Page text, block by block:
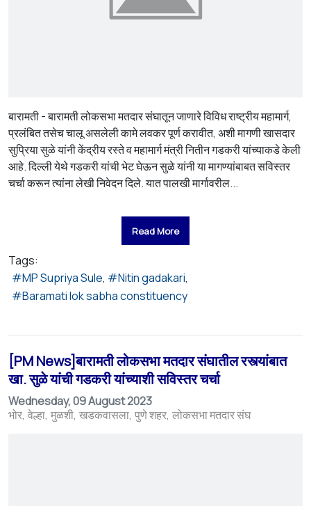
बारामती - बारामती लोकसभा मतदार संघातून जाणारे विविध राष्ट्रीय महामार्ग,
प्रलंबित तसेच चालू असलेली कामे लवकर पूर्ण करावीत, अशी मागणी खासदार
सुप्रिया सुळे यांनी केंद्रीय रस्ते व महामार्ग मंत्री नितीन गडकरी यांच्याकडे केली
आहे. दिल्ली येथे गडकरी यांची भेट घेऊन सुळे यांनी या मागण्यांबाबत सविस्तर
चर्चा करून त्यांना लेखी निवेदन दिले. यात पालखी मार्गावरील...
Read More
Tags:
MP Supriya Sule
Nitin gadakari
Baramati lok sabha constituency
[PM News]बारामती लोकसभा मतदार संघातील रस्त्यांबात
खा. सुळे यांची गडकरी यांच्याशी सविस्तर चर्चा
Wednesday, 09 August 2023
भोर वेल्हा मुळशी खडकवासला पुणे शहर लोकसभा मतदार संघ